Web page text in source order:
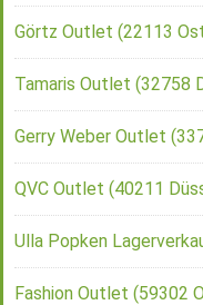
Görtz Outlet (22113
Tamaris Outlet (32758
Gerry Weber Outlet
QVC Outlet (40211
Ulla Popken
Fashion Outlet (59302